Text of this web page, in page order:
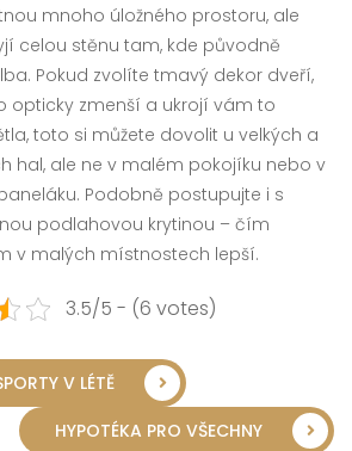
mnoho úložného prostoru, ale
celou stěnu tam, kde původně
Pokud zvolíte tmavý dekor dveří,
opticky zmenší a ukrojí vám to
toto si můžete dovolit u velkých a
hal, ale ne v malém pokojíku nebo v
Podobně postupujte i s
podlahovou krytinou – čím
v malých místnostech lepší.
3.5/5 - (6 votes)
V LÉTĚ
HYPOTÉKA PRO VŠECHNY